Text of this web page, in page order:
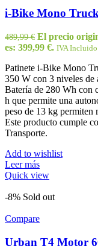
i-Bike Mono
489,99€ El precio
es: 399,99 €. IVA Incluido
Patinete i-Bike Mono
350 W con 3 niveles de
Batería de 280 Wh con
h que permite una
peso de 13 kg permiten
Este producto cumple
Transporte.
Add to wishlist
Leer más
Quick view
-8% Sold out
Compare
Urban T4 Motor